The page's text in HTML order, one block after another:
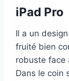
iPad Pro
Il a un
fruité bien
robuste face
Dans le coin